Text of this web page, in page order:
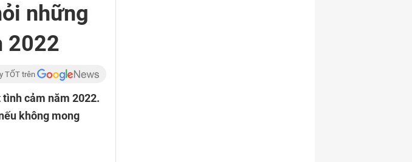
những
2022
TỐT trên
cảm năm 2022.
không mong